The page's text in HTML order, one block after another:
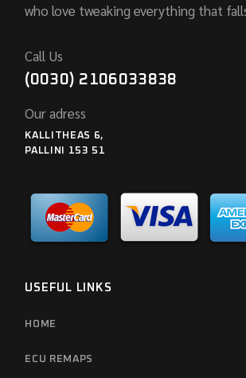
who love tweaking everything that
Call Us
(0030) 2106033838
Our adress
KALLITHEAS 6,
PALLINI 153 51
USEFUL LINKS
HOME
ECU REMAPS